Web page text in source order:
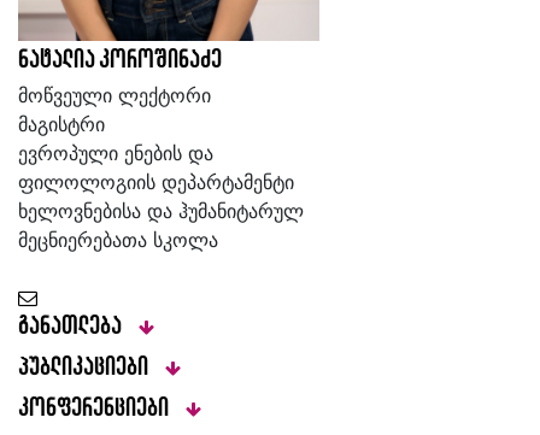
ნატალია კოროშინაძე
მოწვეული ლექტორი
მაგისტრი
ევროპული ენების და
ფილოლოგიის დეპარტამენტი
ხელოვნებისა და ჰუმანიტარულ
მეცნიერებათა სკოლა
განათლება
პუბლიკაციები
კონფერენციები